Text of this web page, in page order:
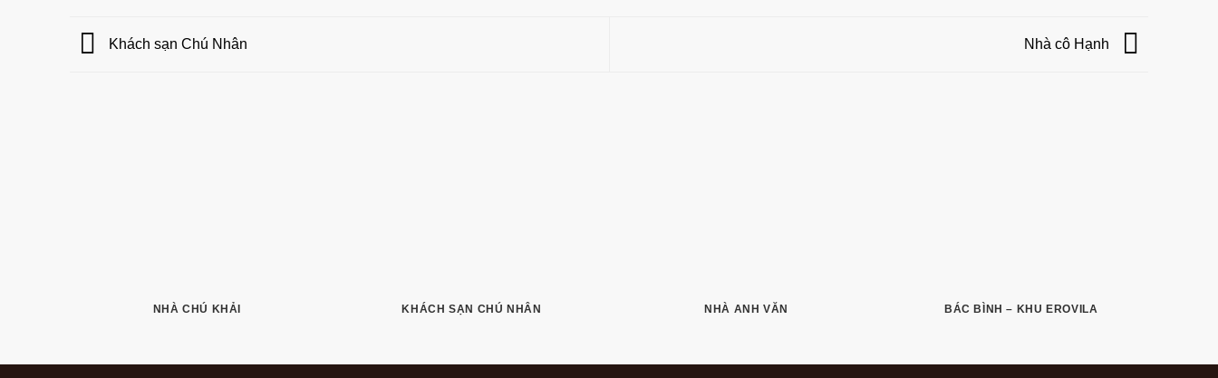
Khách sạn Chú Nhân Nhà cô Hạnh
NHÀ CHÚ KHẢI KHÁCH SẠN CHÚ NHÂN NHÀ ANH VĂN BÁC BÌNH – KHU EROVILA